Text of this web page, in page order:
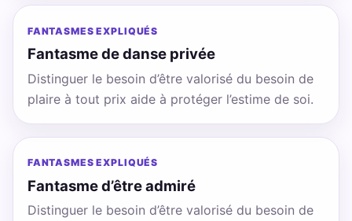
FANTASMES EXPLIQUÉS
Fantasme de danse privée
Distinguer le besoin d’être valorisé du besoin de
plaire à tout prix aide à protéger l’estime de soi.
FANTASMES EXPLIQUÉS
Fantasme d’être admiré
Distinguer le besoin d’être valorisé du besoin de